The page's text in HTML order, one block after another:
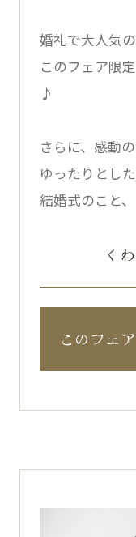
婚礼で大人気
このフェア限
♪
さらに、感動
ゆったりとし
結婚式のこと
く
このフェ